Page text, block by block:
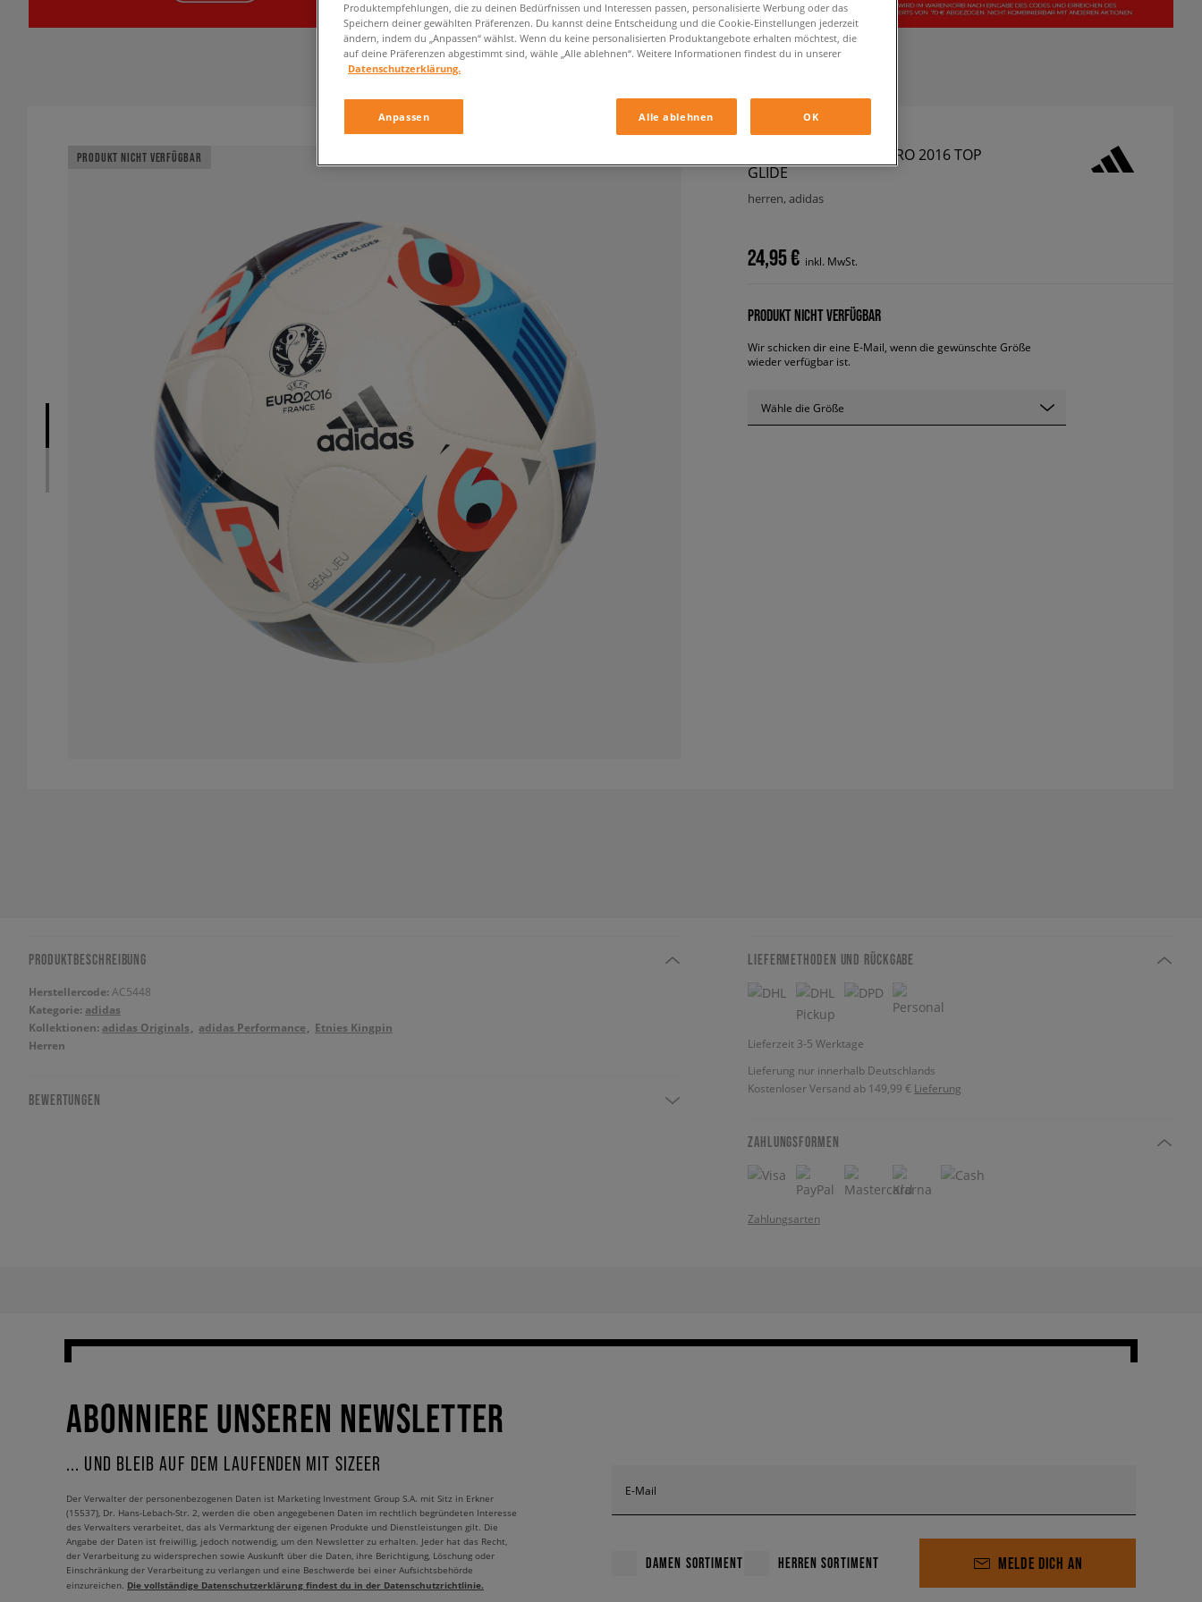
PRODUKT NICHT VERFÜGBAR
ADIDAS BALL UEFA EURO 2016 TOP
GLIDE
herren, adidas
24,95 € inkl. MwSt.
PRODUKT NICHT VERFÜGBAR
Wir schicken dir eine E-Mail, wenn die gewünschte Größe
wieder verfügbar ist.
Wähle die Größe
PRODUKTBESCHREIBUNG
Herstellercode: AC5448
Kategorie: adidas
Kollektionen: adidas Originals adidas Performance
Etnies Kingpin
Herren
BEWERTUNGEN
LIEFERMETHODEN UND RÜCKGABE
Lieferzeit 3-5 Werktage
Lieferung nur innerhalb Deutschlands
Kostenloser Versand ab 149,99 € Lieferung
ZAHLUNGSFORMEN
Zahlungsarten
ABONNIERE UNSEREN NEWSLETTER
... UND BLEIB AUF DEM LAUFENDEN MIT SIZEER
E-Mail
DAMEN SORTIMENT HERREN SORTIMENT MELDE DICH AN
Der Verwalter der personenbezogenen Daten ist Marketing Investment Group S.A. mit Sitz in Erkner
(15537), Dr. Hans-Lebach-Str. 2, werden die oben angegebenen Daten im rechtlich begründeten Interesse
des Verwalters verarbeitet, das als Vermarktung der eigenen Produkte und Dienstleistungen gilt. Die
Angabe der Daten ist freiwillig, jedoch notwendig, um den Newsletter zu erhalten. Jeder hat das Recht,
der Verarbeitung zu widersprechen sowie Auskunft über die Daten, ihre Berichtigung, Löschung oder
Einschränkung der Verarbeitung zu verlangen und eine Beschwerde bei einer Aufsichtsbehörde
einzureichen. Die vollständige Datenschutzerklärung findest du in der Datenschutzrichtlinie.
Produktempfehlungen, die zu deinen Bedürfnissen und Interessen passen, personalisierte Werbung oder das
Speichern deiner gewählten Präferenzen. Du kannst deine Entscheidung und die Cookie-Einstellungen jederzeit
ändern, indem du „Anpassen“ wählst. Wenn du keine personalisierten Produktangebote erhalten möchtest, die
auf deine Präferenzen abgestimmt sind, wähle „Alle ablehnen“. Weitere Informationen findest du in unserer
Datenschutzerklärung.
Anpassen Alle ablehnen OK